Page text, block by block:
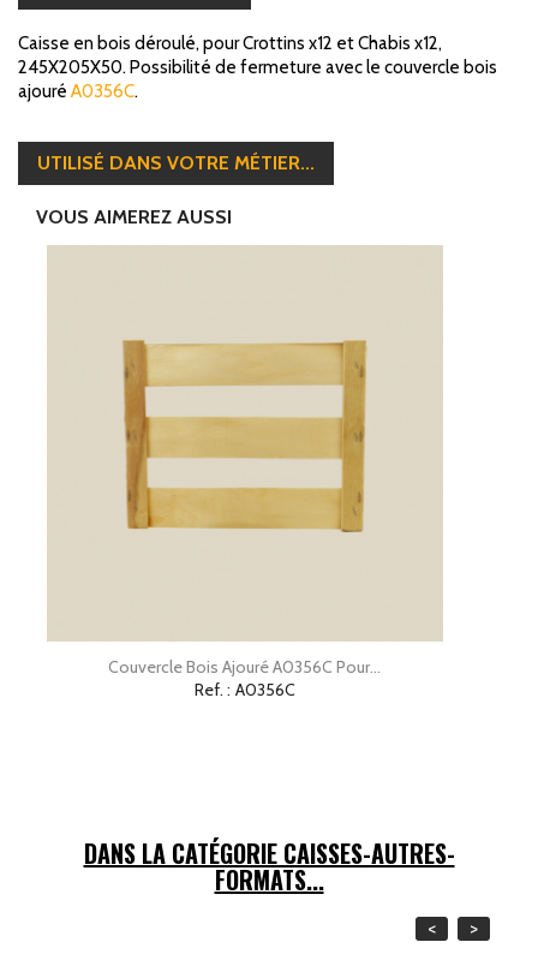
Caisse en bois déroulé, pour Crottins x12 et Chabis x12,
245X205X50. Possibilité de fermeture avec le couvercle bois
ajouréA0356C.
UTILISÉ DANS VOTRE MÉTIER...
VOUS AIMEREZ AUSSI
Couvercle Bois Ajouré A0356C Pour...
Ref. : A0356C
DANS LA CATÉGORIE CAISSES-AUTRES-
FORMATS...
< >